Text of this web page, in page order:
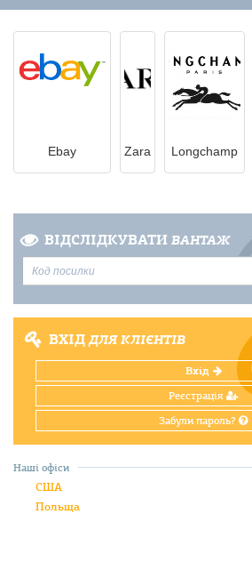
Ebay Zara Longchamp
ВІДСЛІДКУВАТИ ВАНТАЖ
ВХІДДЛЯ КЛІЄНТІВ
Вхід
Реєстрація
Забули пароль?
Наші офіси
США
Польща